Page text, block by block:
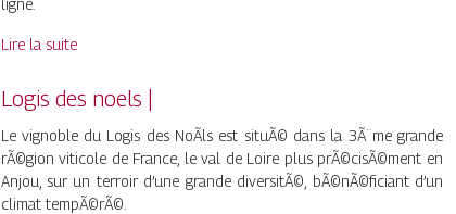
ligne.
Lire la suite
Logis des noels |
Le vignoble du Logis des NoÃls est situÃ© dans la 3Ã¨me grande
rÃ©gion viticole de France, le val de Loire plus prÃ©cisÃ©ment en
Anjou, sur un terroir d’une grande diversitÃ©, bÃ©nÃ©ficiant d’un
climat tempÃ©rÃ©.